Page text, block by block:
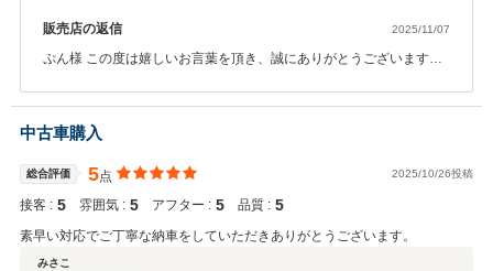
販売店の返信 2025/11/07
ぷん様 この度は嬉しいお言葉を頂き、誠にありがとうございます。
思っております。 今後とも末永くお付き合いいただけますよう、ス
タッフ一同努めてまいります。何かございましたらいつでもお気軽
にご相談くださいませ。
中古車購入
総合評価 5点 2025/10/26投稿
接客 : 5 雰囲気 : 5 アフター : 5 品質 : 5
素早い対応でご丁寧な納車をしていただきありがとうございます。
みさこ